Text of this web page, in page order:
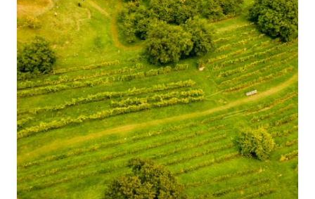
tic.sabile@talsi.lv
+371 27841827